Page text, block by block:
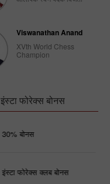
Viswanathan Anand
XVth World Chess
Champion
इंस्टा फोरेक्स बोनस
30% बोनस
इंस्टा फोरेक्स क्लब बोनस